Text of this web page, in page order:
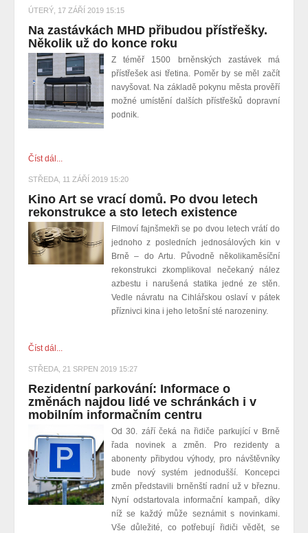
ÚTERÝ, 17 ZÁŘÍ 2019 15:15
Na zastávkách MHD přibudou přístřešky.
Několik už do konce roku
Z téměř 1500 brněnských zastávek má
přístřešek asi třetina. Poměr by se měl začít
navyšovat. Na základě pokynu města prověří
možné umístění dalších přístřešků dopravní
podnik.
Číst dál...
STŘEDA, 11 ZÁŘÍ 2019 15:20
Kino Art se vrací domů. Po dvou letech
rekonstrukce a sto letech existence
Filmoví fajnšmekři se po dvou letech vrátí do
jednoho z posledních jednosálových kin v
Brně – do Artu. Původně několikaměsíční
rekonstrukci zkomplikoval nečekaný nález
azbestu i narušená statika jedné ze stěn.
Vedle návratu na Cihlářskou oslaví v pátek
příznivci kina i jeho letošní sté narozeniny.
Číst dál...
STŘEDA, 21 SRPEN 2019 15:27
Rezidentní parkování: Informace o
změnách najdou lidé ve schránkách i v
mobilním informačním centru
Od 30. září čeká na řidiče parkující v Brně
řada novinek a změn. Pro rezidenty a
abonenty přibydou výhody, pro návštěvníky
bude nový systém jednodušší. Koncepci
změn představili brněnští radní už v březnu.
Nyní odstartovala informační kampaň, díky
níž se každý může seznámit s novinkami.
Vše důležité, co potřebují řidiči vědět, se